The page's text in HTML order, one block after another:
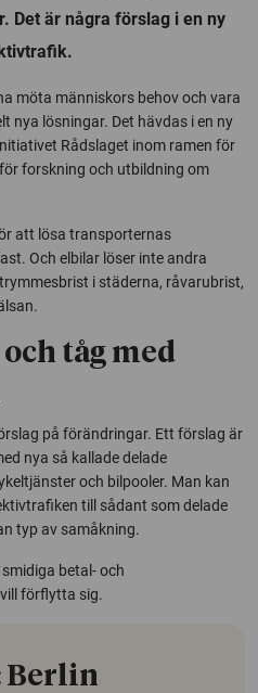
Det är några förslag i en ny
möta människors behov och vara
nya lösningar. Det hävdas i en ny
Rådslaget inom ramen för
forskning och utbildning om
att lösa transporternas
Och elbilar löser inte andra
i städerna, råvarubrist,
tåg med
på förändringar. Ett förslag är
nya så kallade delade
och bilpooler. Man kan
till sådant som delade
typ av samåkning.
betal- och
förflytta sig.
Berlin